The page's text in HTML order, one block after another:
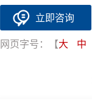
立即咨询
网页字号：【大 中